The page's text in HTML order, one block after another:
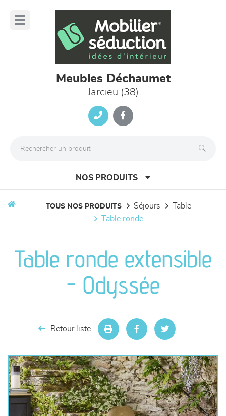
Meubles Déchaumet
Jarcieu (38)
NOS PRODUITS
séjours
meubles de complément
décoration
TOUS NOS PRODUITS séjours
table
table ronde
Table ronde extensible
- Odyssée
Retour liste